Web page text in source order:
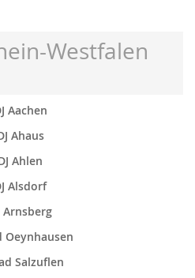
Westfalen
Aachen
Ahaus
Ahlen
Alsdorf
Arnsberg
Oeynhausen
Salzuflen